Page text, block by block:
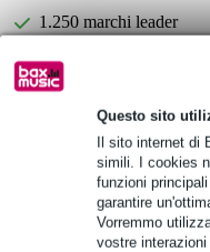
Questo sito
Il sito internet
simili. I cookies
funzioni
garantire
Vorremmo
vostre
1.250 marchi leader
stativo leggero per casse e
doppia asta telescopica
Specifiche complete